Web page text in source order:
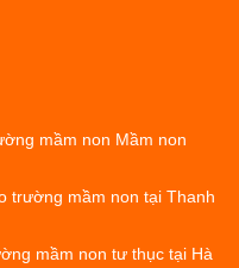
mầm non Mầm non
trường mầm non tại Thanh
mầm non tư thục tại Hà